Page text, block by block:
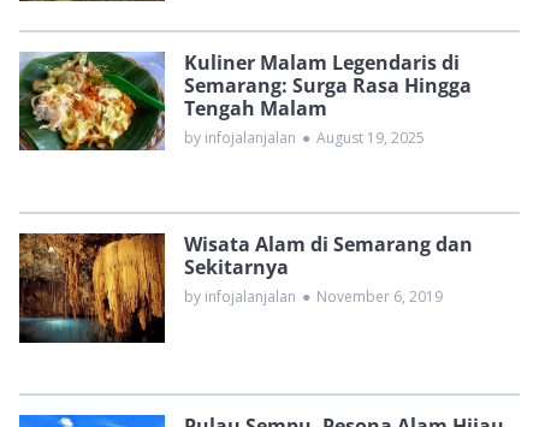
Kuliner Malam Legendaris di
Semarang: Surga Rasa Hingga
Tengah Malam
by infojalanjalan ● August 19, 2025
Wisata Alam di Semarang dan
Sekitarnya
by infojalanjalan ● November 6, 2019